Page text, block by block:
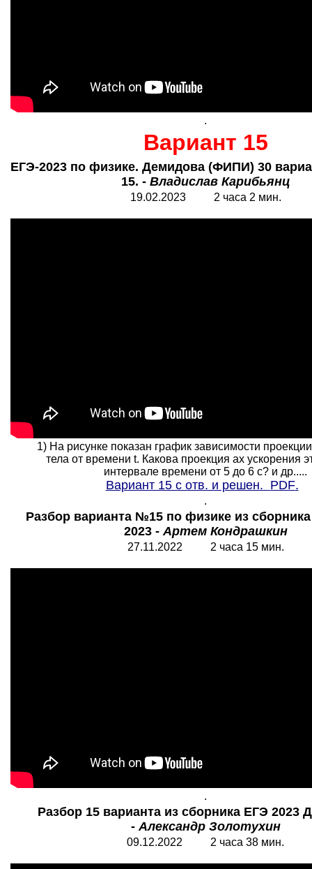
.
Вариант 15
ЕГЭ-2023 по физике. Демидова (ФИПИ) 30
15. - Владислав Карибьянц
19.02.2023 2 часа 2 мин.
1) На рисунке показан график зависимости
тела от времени t. Какова проекция ах ускорения
интервале времени от 5 до 6 с? и др.....
Вариант 15 с отв. и решен. PDF.
.
Разбор варианта №15 по физике из
2023 -Артем Кондрашкин
27.11.2022 2 часа 15 мин.
.
Разбор 15 варианта из сборника ЕГЭ 2023
-Александр Золотухин
09.12.2022 2 часа 38 мин.